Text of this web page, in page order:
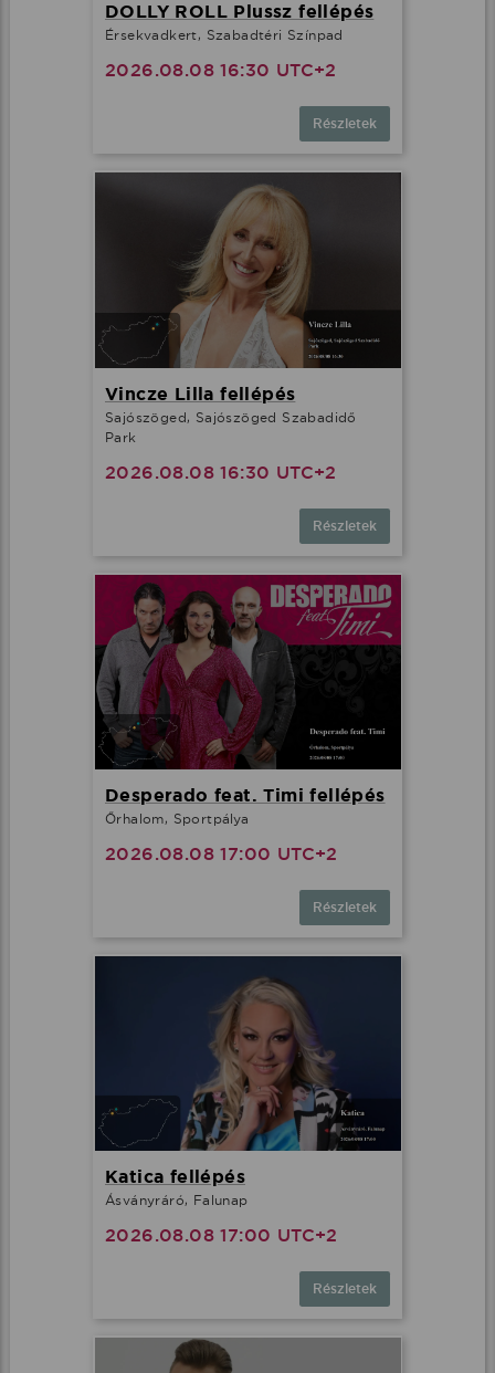
DOLLY ROLL Plussz fellépés
Érsekvadkert, Szabadtéri Színpad
2026.08.08 16:30 UTC+2
Részletek
Vincze Lilla fellépés
Sajószöged, Sajószöged Szabadidő
Park
2026.08.08 16:30 UTC+2
Részletek
Desperado feat. Timi fellépés
Őrhalom, Sportpálya
2026.08.08 17:00 UTC+2
Részletek
Katica fellépés
Ásványráró, Falunap
2026.08.08 17:00 UTC+2
Részletek